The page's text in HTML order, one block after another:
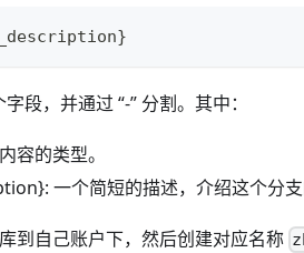
段，并通过 “-” 分割。其中：
容的类型。
一个简短的描述，介绍这个分支
到自己账户下，然后创建对应名称